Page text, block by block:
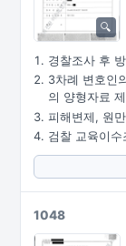
경찰조사 후
3차례 변호인
의 양형자료
피해변제, 원
검찰 교육이
1048